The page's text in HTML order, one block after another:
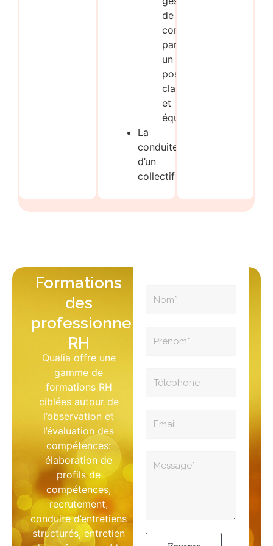
de
conflit
par
un
positionnement
clair
et
équilibré
La
conduite
d’un
collectif
Formations
des
professionnels
RH
Qualia offre une
gamme de
formations RH
ciblées autour de
l’observation et
l’évaluation des
compétences:
élaboration de
profils de
compétences,
recrutement,
conduite d’entretiens
structurés, entretien